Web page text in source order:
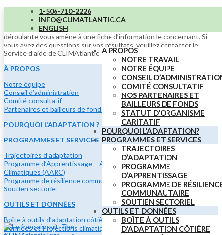
1-506-710-2226
INFO@CLIMATLANTIC.CA
ENGLISH
À PROPOS
NOTRE TRAVAIL
NOTRE ÉQUIPE
CONSEIL
COMITÉ CONSULTATIF
NOS PARTENAIRES ET
BAILLEURS DE FONDS
STATUT D’ORGANISME
CARITATIF
POURQUOI L’ADAPTATION?
PROGRAMMES ET SERVICES
TRAJECTOIRES
D’ADAPTATION
PROGRAMME
D’APPRENTISSAGE
PROGRAMME DE
COMMUNAUTAIRE
SOUTIEN SECTORIEL
OUTILS ET DONNÉES
BOÎTE À OUTILS
D’ADAPTATION CÔTIÈRE
Les résultats spécifiques à votre site sont disponibles dans les listes
déroulantes ci-dessous. Ils peuvent également être téléchargés au
format PDF ou Excel. Cliquer sur le nom d’un outil dans la liste
déroulante vous amène à une fiche d’information le concernant. Si
vous avez des questions sur vos résultats, veuillez contacter le
Service d’aide de CLIMAtlantic
À PROPOS
Notre équipe
Conseil d’administration
Comité consultatif
Partenaires et bailleurs de fonds
POURQUOI L’ADAPTATION ?
PROGRAMMES ET SERVICES
Trajectoires d’adaptation
Programme d’Apprentissage – Adaptation et Résilience
Climatiques (AARC)
Programme de résilience communautaire
Soutien sectoriel
OUTILS ET DONNÉES
Boîte à outils d’adaptation côtière
Données et Projections climatiques